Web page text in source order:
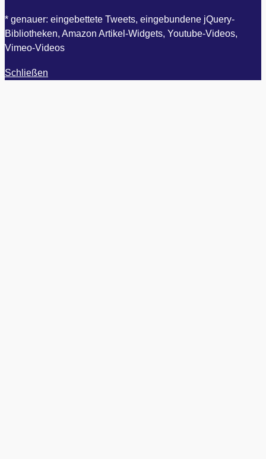
* genauer: eingebettete Tweets, eingebundene jQuery-
Bibliotheken, Amazon Artikel-Widgets, Youtube-Videos,
Vimeo-Videos
Schließen